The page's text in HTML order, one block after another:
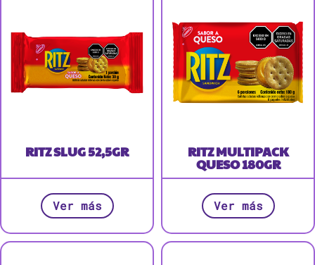
RITZ SLUG 52,5GR
Ver más
RITZ MULTIPACK
QUESO 180GR
Ver más